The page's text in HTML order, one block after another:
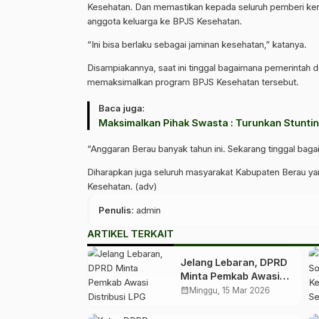
Kesehatan. Dan memastikan kepada seluruh pemberi
anggota keluarga ke BPJS Kesehatan.
“Ini bisa berlaku sebagai jaminan kesehatan,” katanya.
Disampiakannya, saat ini tinggal bagaimana pemerintah
memaksimalkan program BPJS Kesehatan tersebut.
Baca juga:
Maksimalkan Pihak Swasta : Turunkan
“Anggaran Berau banyak tahun ini. Sekarang tinggal
Diharapkan juga seluruh masyarakat Kabupaten Berau
Kesehatan. (adv)
Penulis: admin
ARTIKEL TERKAIT
Jelang Lebaran, DPRD
Minta Pemkab Awasi
Distribusi LPG
calendar_month Minggu, 15 Mar 2026